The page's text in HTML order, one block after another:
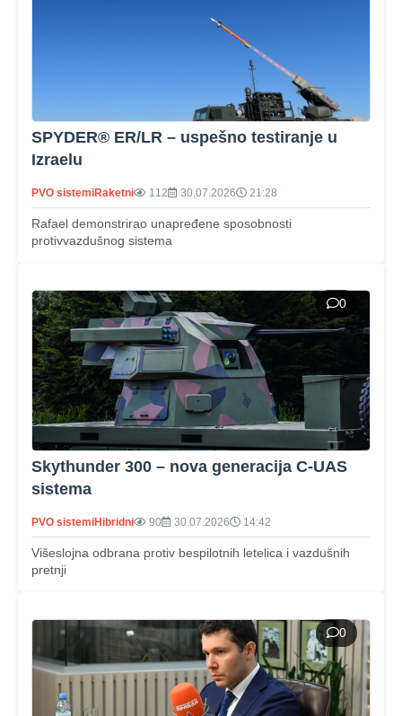
SPYDER® ER/LR – uspešno testiranje u
Izraelu
PVO sistemiRaketni 112 30.07.2026 21:28
Rafael demonstrirao unapređene sposobnosti
protivvazdušnog sistema
0
Skythunder 300 – nova generacija C‑UAS
sistema
PVO sistemiHibridni 90 30.07.2026 14:42
Višeslojna odbrana protiv bespilotnih letelica i vazdušnih
pretnji
0